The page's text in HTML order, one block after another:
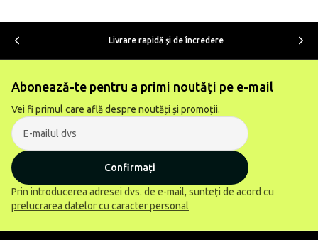
Livrare rapidă şi de încredere
Abonează-te pentru a primi noutăți pe e-mail
Vei fi primul care află despre noutăți și promoții.
Confirmați
Prin introducerea adresei dvs. de e-mail, sunteți de acord cu
prelucrarea datelor cu caracter personal